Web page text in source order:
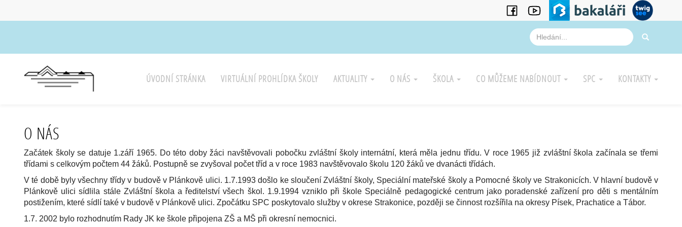
ÚVODNÍ STRÁNKA VIRTUÁLNÍ PROHLÍDKA ŠKOLY AKTUALITY O NÁS ŠKOLA CO MŮŽEME NABÍDNOUT SPC KONTAKTY
O NÁS
Začátek školy se datuje 1.září 1965. Do této doby žáci navštěvovali pobočku zvláštní školy internátní, která měla jednu třídu. V roce 1965 již zvláštní škola začínala se třemi
třídami s celkovým počtem 44 žáků. Postupně se zvyšoval počet tříd a v roce 1983 navštěvovalo školu 120 žáků ve dvanácti třídách.
V té době byly všechny třídy v budově v Plánkově ulici. 1.7.1993 došlo ke sloučení Zvláštní školy, Speciální mateřské školy a Pomocné školy ve Strakonicích. V hlavní budově v
Plánkově ulici sídlila stále Zvláštní škola a ředitelství všech škol. 1.9.1994 vzniklo při škole Speciálně pedagogické centrum jako poradenské zařízení pro děti s mentálním
postižením, které sídlí také v budově v Plánkově ulici. Zpočátku SPC poskytovalo služby v okrese Strakonice, později se činnost rozšířila na okresy Písek, Prachatice a Tábor.
1.7. 2002 bylo rozhodnutím Rady JK ke škole připojena ZŠ a MŠ při okresní nemocnici.